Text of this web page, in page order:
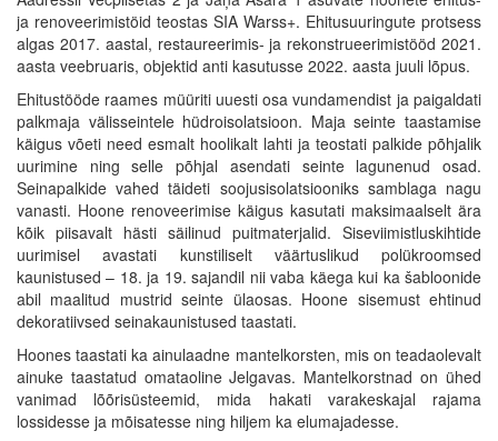
ja renoveerimistöid teostas SIA Warss+. Ehitusuuringute protsess
algas 2017. aastal, restaureerimis- ja rekonstrueerimistööd 2021.
aasta veebruaris, objektid anti kasutusse 2022. aasta juuli lõpus.
Ehitustööde raames müüriti uuesti osa vundamendist ja paigaldati
palkmaja välisseintele hüdroisolatsioon. Maja seinte taastamise
käigus võeti need esmalt hoolikalt lahti ja teostati palkide põhjalik
uurimine ning selle põhjal asendati seinte lagunenud osad.
Seinapalkide vahed täideti soojusisolatsiooniks samblaga nagu
vanasti. Hoone renoveerimise käigus kasutati maksimaalselt ära
kõik piisavalt hästi säilinud puitmaterjalid. Siseviimistluskihtide
uurimisel avastati kunstiliselt väärtuslikud polükroomsed
kaunistused – 18. ja 19. sajandil nii vaba käega kui ka šabloonide
abil maalitud mustrid seinte ülaosas. Hoone sisemust ehtinud
dekoratiivsed seinakaunistused taastati.
Hoones taastati ka ainulaadne mantelkorsten, mis on teadaolevalt
ainuke taastatud omataoline Jelgavas. Mantelkorstnad on ühed
vanimad lõõrisüsteemid, mida hakati varakeskajal rajama
lossidesse ja mõisatesse ning hiljem ka elumajadesse.